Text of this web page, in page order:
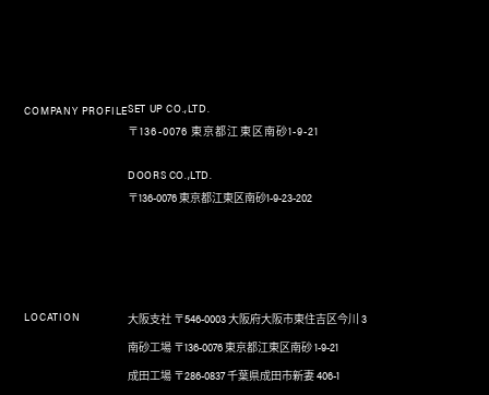
COMPANY PROFILE
LOCATION
SET UP CO.,LTD.
〒136-0076 東京都江東区南砂1-9-21
DOORS CO.,LTD.
〒136-0076 東京都江東区南砂1-9-23-202
大阪支社 〒546-0003 大阪府大阪市東住吉区今川 3
南砂工場 〒136-0076 東京都江東区南砂 1-9-21
成田工場 〒286-0837 千葉県成田市新妻 406-1